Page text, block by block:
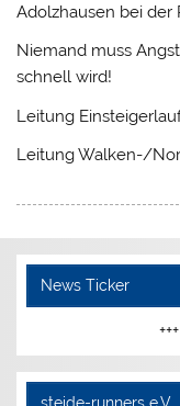
Adolzhausen bei der
Niemand muss
schnell wird!
Leitung
Leitung Walken-/
News Ticker